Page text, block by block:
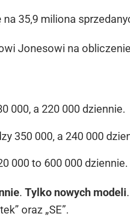
na 35,9 miliona
Jonesowi na
000, a 220 000 dziennie.
350 000, a 240 000
000 to 600 000 dziennie.
. Tylko nowych modeli
oraz „SE”.